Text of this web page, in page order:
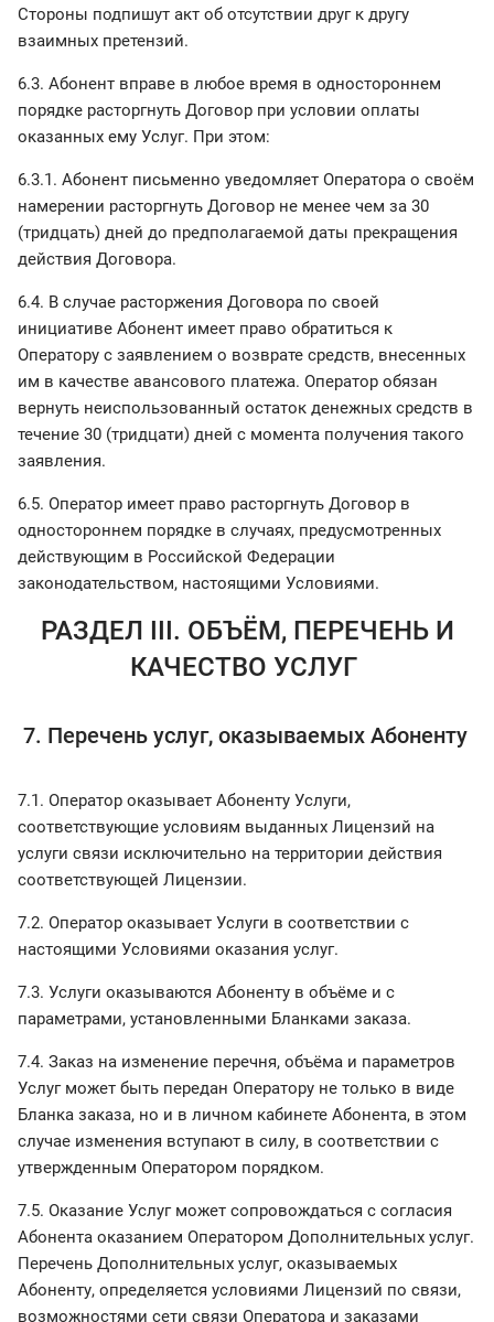
Стороны подпишут акт об отсутствии друг к другу
взаимных претензий.
6.3. Абонент вправе в любое время в одностороннем
порядке расторгнуть Договор при условии оплаты
оказанных ему Услуг. При этом:
6.3.1. Абонент письменно уведомляет Оператора о своём
намерении расторгнуть Договор не менее чем за 30
(тридцать) дней до предполагаемой даты прекращения
действия Договора.
6.4. В случае расторжения Договора по своей
инициативе Абонент имеет право обратиться к
Оператору с заявлением о возврате средств, внесенных
им в качестве авансового платежа. Оператор обязан
вернуть неиспользованный остаток денежных средств в
течение 30 (тридцати) дней с момента получения такого
заявления.
6.5. Оператор имеет право расторгнуть Договор в
одностороннем порядке в случаях, предусмотренных
действующим в Российской Федерации
законодательством, настоящими Условиями.
РАЗДЕЛ III. ОБЪЁМ, ПЕРЕЧЕНЬ И
КАЧЕСТВО УСЛУГ
7. Перечень услуг, оказываемых Абоненту
7.1. Оператор оказывает Абоненту Услуги,
соответствующие условиям выданных Лицензий на
услуги связи исключительно на территории действия
соответствующей Лицензии.
7.2. Оператор оказывает Услуги в соответствии с
настоящими Условиями оказания услуг.
7.3. Услуги оказываются Абоненту в объёме и с
параметрами, установленными Бланками заказа.
7.4. Заказ на изменение перечня, объёма и параметров
Услуг может быть передан Оператору не только в виде
Бланка заказа, но и в личном кабинете Абонента, в этом
случае изменения вступают в силу, в соответствии с
утвержденным Оператором порядком.
7.5. Оказание Услуг может сопровождаться с согласия
Абонента оказанием Оператором Дополнительных услуг.
Перечень Дополнительных услуг, оказываемых
Абоненту, определяется условиями Лицензий по связи,
возможностями сети связи Оператора и заказами